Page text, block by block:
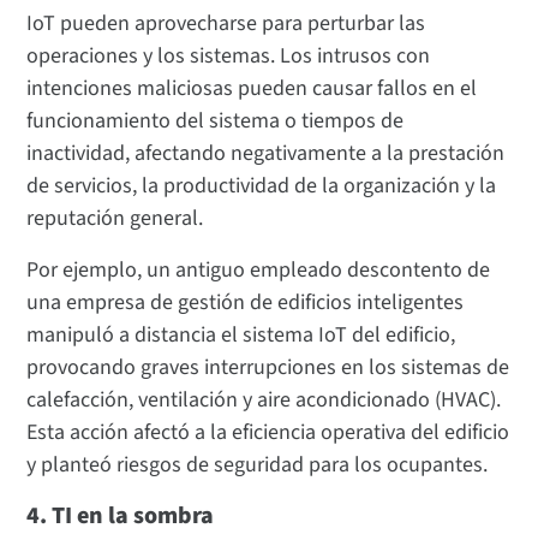
IoT pueden aprovecharse para perturbar las
operaciones y los sistemas. Los intrusos con
intenciones maliciosas pueden causar fallos en el
funcionamiento del sistema o tiempos de
inactividad, afectando negativamente a la prestación
de servicios, la productividad de la organización y la
reputación general.
Por ejemplo, un antiguo empleado descontento de
una empresa de gestión de edificios inteligentes
manipuló a distancia el sistema IoT del edificio,
provocando graves interrupciones en los sistemas de
calefacción, ventilación y aire acondicionado (HVAC).
Esta acción afectó a la eficiencia operativa del edificio
y planteó riesgos de seguridad para los ocupantes.
4. TI en la sombra